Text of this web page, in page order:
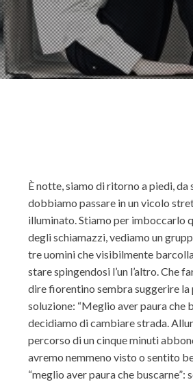
È notte, siamo di ritorno a piedi, da
dobbiamo passare in un vicolo
illuminato. Stiamo per imboccarlo
degli schiamazzi, vediamo un
tre uomini che visibilmente
stare spingendosi l’un l’altro. Che
dire fiorentino sembra suggerire la
soluzione: “Meglio aver paura che
decidiamo di cambiare strada.
percorso di un cinque minuti
avremo nemmeno visto o sentito
“meglio aver paura che buscarne”: